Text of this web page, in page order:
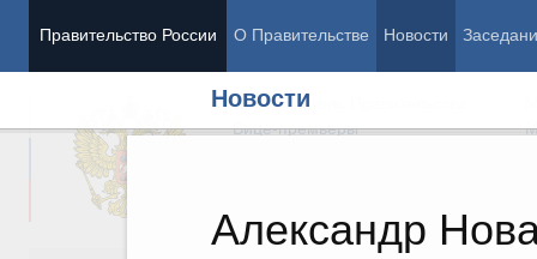
Правительство России О Правительстве Новости
Новости
Александр
Председатель Правительства
Вице-премьеры